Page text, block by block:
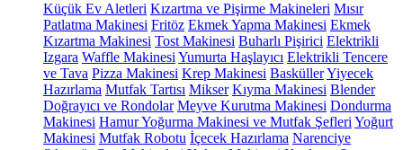
Küçük Ev Aletleri Kızartma ve Pişirme Makineleri Mısır
Patlatma Makinesi Fritöz Ekmek Yapma Makinesi Ekmek
Kızartma Makinesi Tost Makinesi Buharlı Pişirici Elektrikli
Izgara Waffle Makinesi Yumurta Haşlayıcı Elektrikli Tencere
ve Tava Pizza Makinesi Krep Makinesi BasküllerYiyecek
Hazırlama Mutfak Tartısı Mikser Kıyma Makinesi Blender
Doğrayıcı ve Rondolar Meyve Kurutma Makinesi Dondurma
Makinesi Hamur Yoğurma Makinesi ve Mutfak Şefleri Yoğurt
Makinesi Mutfak Robotu İçecek Hazırlama Narenciye